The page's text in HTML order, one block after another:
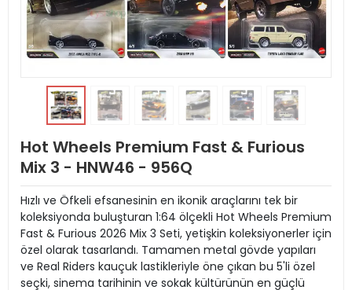
Hot Wheels Premium Fast & Furious
Mix 3 - HNW46 - 956Q
Hızlı ve Öfkeli efsanesinin en ikonik araçlarını tek bir
koleksiyonda buluşturan 1:64 ölçekli Hot Wheels Premium
Fast & Furious 2026 Mix 3 Seti, yetişkin koleksiyonerler için
özel olarak tasarlandı. Tamamen metal gövde yapıları
ve Real Riders kauçuk lastikleriyle öne çıkan bu 5'li özel
seçki, sinema tarihinin ve sokak kültürünün en güçlü